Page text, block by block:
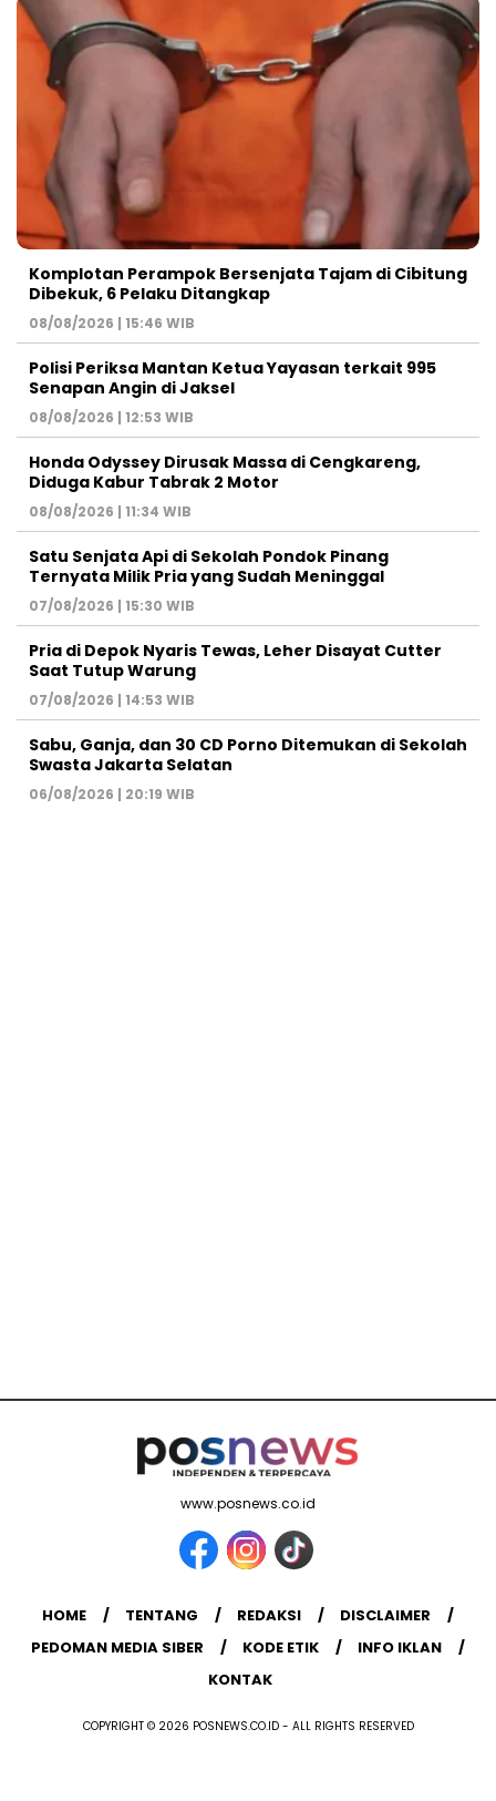
Komplotan Perampok Bersenjata Tajam di Cibitung
Dibekuk, 6 Pelaku Ditangkap
08/08/2026 | 15:46 WIB
Polisi Periksa Mantan Ketua Yayasan terkait 995
Senapan Angin di Jaksel
08/08/2026 | 12:53 WIB
Honda Odyssey Dirusak Massa di Cengkareng,
Diduga Kabur Tabrak 2 Motor
08/08/2026 | 11:34 WIB
Satu Senjata Api di Sekolah Pondok Pinang
Ternyata Milik Pria yang Sudah Meninggal
07/08/2026 | 15:30 WIB
Pria di Depok Nyaris Tewas, Leher Disayat Cutter
Saat Tutup Warung
07/08/2026 | 14:53 WIB
Sabu, Ganja, dan 30 CD Porno Ditemukan di Sekolah
Swasta Jakarta Selatan
06/08/2026 | 20:19 WIB
www.posnews.co.id
HOME TENTANG REDAKSI
DISCLAIMER
PEDOMAN MEDIA SIBER
KODE ETIK
INFO IKLAN
KONTAK
COPYRIGHT © 2026 POSNEWS.CO.ID - ALL RIGHTS RESERVED